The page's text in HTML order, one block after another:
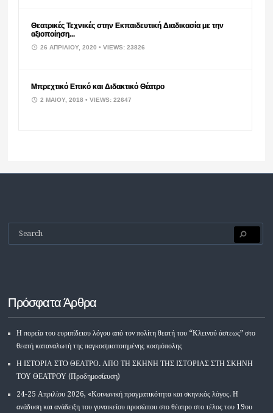
Θεατρικές Τεχνικές στην Εκπαιδευτική Διαδικασία με την
αξιοποίηση...
26 ΑΠΡΙΛΊΟΥ, 2020• VIEWS: 23826
Μπρεχτικό Επικό και Διδακτικό Θέατρο
2 ΜΑΪ́ΟΥ, 2018• VIEWS: 22647
Πρόσφατα Άρθρα
Η πορεία του ευριπίδειου λόγου από τον πολίτη θεατή του “Κλεινού άστεως” στο
θεατή καταναλωτή της παγκοσμιοποιημένης κοσμόπολης
Η ΙΣΤΟΡΙΑ ΣΤΟ ΘΕΑΤΡΟ. ΑΠΟ ΤΗ ΣΚΗΝΗ ΤΗΣ ΙΣΤΟΡΙΑΣ ΣΤΗ ΣΚΗΝΗ
ΤΟΥ ΘΕΑΤΡΟΥ (Προδημοσίευση)
24-25 Απριλίου 2026, «Κοινωνική πραγματικότητα και σκηνικός λόγος. Η
ανάδυση και ανάδειξη του γυναικείου προσώπου στο θέατρο στο τέλος του 19ου